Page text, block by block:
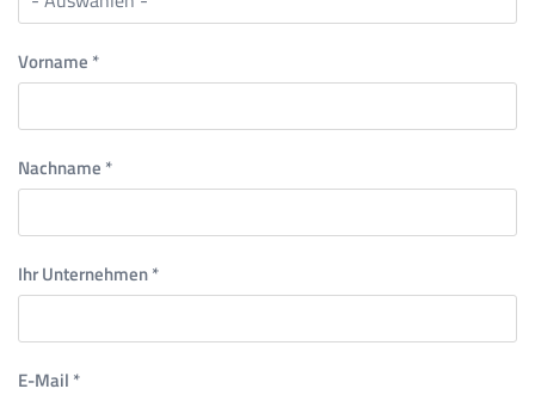
Vorname *
Nachname *
Ihr Unternehmen*
E-Mail *